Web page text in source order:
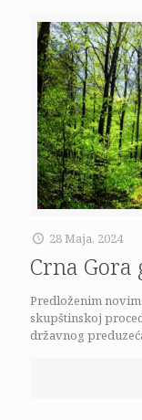
28 Maja, 2024
Crna
Predloženim
skupštinskoj
državnog